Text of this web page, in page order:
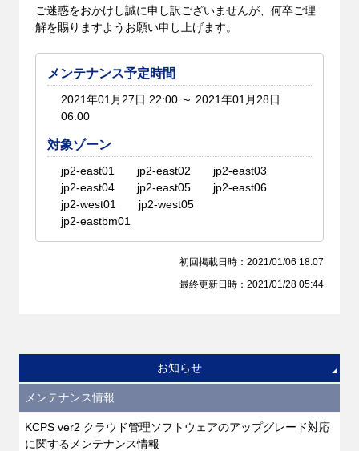
ご迷惑をおかけし誠に申し訳ございませんが、何卒ご理
解を賜りますようお願い申し上げます。
メンテナンス予定時間
2021年01月27日 22:00 ～ 2021年01月28日
06:00
対象ゾーン
jp2-east01 jp2-east02
jp2-east03
jp2-east04
jp2-east05
jp2-east06
jp2-west01
jp2-west05
jp2-eastbm01
初回掲載日時：2021/01/06 18:07
最終更新日時：2021/01/28 05:44
お知らせ
メンテナンス情報
KCPS ver2 クラウド管理ソフトウェアのアップグレード対応
に関するメンテナンス情報